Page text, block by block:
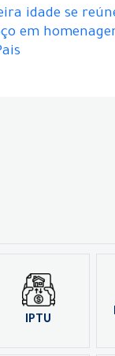
idade se
em
IPTU